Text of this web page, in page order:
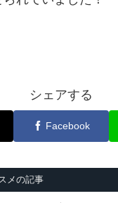
シェアする
Facebook
メの記事